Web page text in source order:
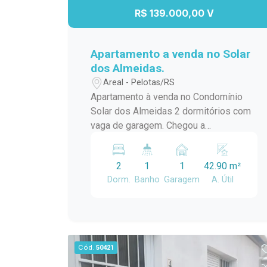
R$ 139.000,00 V
Apartamento a venda no Solar
dos Almeidas.
Areal - Pelotas/RS
Apartamento à venda no Condomínio
Solar dos Almeidas 2 dormitórios com
vaga de garagem. Chegou a
Condomínio solar dos Almeidas
oferece conforto, praticidade e um
aconchegante; Cozinha funcional; 1
vaga de garagem. Ideal para casais,
2
Dorm.
1
Banho
1
Garagem
42.90 m²
A. Útil
Cód. 50421